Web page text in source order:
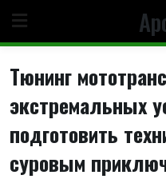
content
Тюнинг
экстремальных
подготовить
суровым